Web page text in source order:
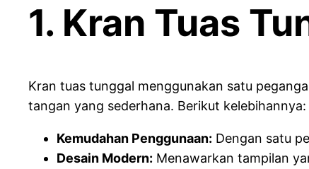
1. Kran Tuas
Kran tuas tunggal menggunakan satu
tangan yang sederhana. Berikut kelebihannya:
Kemudahan Penggunaan: Dengan satu
Desain Modern: Menawarkan tampilan